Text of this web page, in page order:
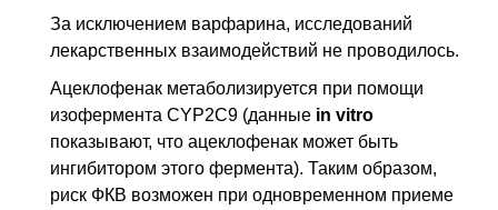
За исключением варфарина, исследований
лекарственных взаимодействий не проводилось.
Ацеклофенак метаболизируется при помощи
изофермента CYP2С9 (данные in vitro
показывают, что ацеклофенак может быть
ингибитором этого фермента). Таким образом,
риск ФКВ возможен при одновременном приеме